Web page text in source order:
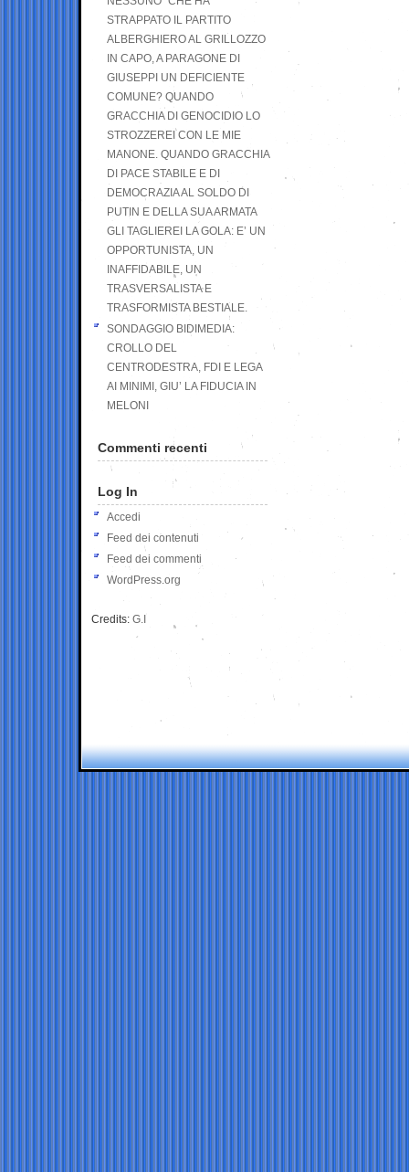
STRAPPATO IL PARTITO
ALBERGHIERO AL GRILLOZZO
IN CAPO, A PARAGONE DI
GIUSEPPI UN DEFICIENTE
COMUNE? QUANDO
GRACCHIA DI GENOCIDIO LO
STROZZEREI CON LE MIE
MANONE. QUANDO GRACCHIA
DI PACE STABILE E DI
DEMOCRAZIA AL SOLDO DI
PUTIN E DELLA SUA ARMATA
GLI TAGLIEREI LA GOLA: E’ UN
OPPORTUNISTA, UN
INAFFIDABILE, UN
TRASVERSALISTA E
TRASFORMISTA BESTIALE.
SONDAGGIO BIDIMEDIA:
CROLLO DEL
CENTRODESTRA, FDI E LEGA
AI MINIMI, GIU’ LA FIDUCIA IN
MELONI
Commenti recenti
Log In
Accedi
Feed dei contenuti
Feed dei commenti
WordPress.org
Credits: G.I